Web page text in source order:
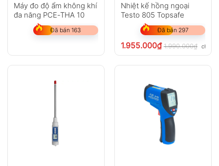
Máy đo độ ẩm không khí
đa năng PCE-THA 10
Đã bán 163
Nhiệt kế hồng ngoại
Testo 805 Topsafe
Đã bán 297
1.955.000₫ 1.990.000₫ chưa